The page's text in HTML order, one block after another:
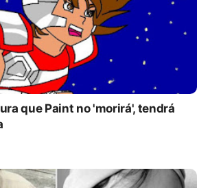
que Paint no 'morirá', tendrá